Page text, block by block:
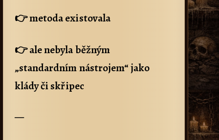
👉 metoda existovala
👉 ale nebyla běžným
„standardním nástrojem“ jako
klády či skřipec
—